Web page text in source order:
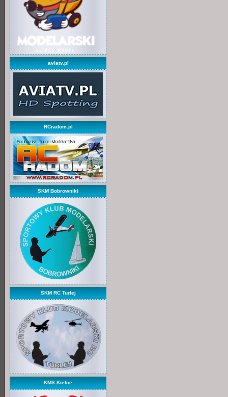
aviatv.pl
RCradom.pl
SKM Bobrowniki
SKM RC Turlej
KMS Kielce